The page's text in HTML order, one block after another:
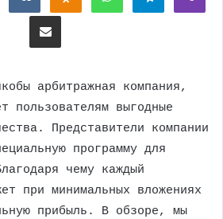
Поделиться через электронную почту
арбитражная компания,
пользователям выгодные
Представители компании
программу для
чему каждый
при минимальных вложениях
прибыль. В обзоре, мы